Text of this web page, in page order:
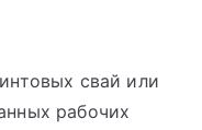
свай или
рабочих